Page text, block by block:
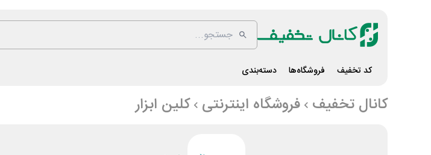
کد تخفیف فروشگاه‌ها دسته‌بندی
کانال تخفیف فروشگاه اینترنتی کلین ابزار